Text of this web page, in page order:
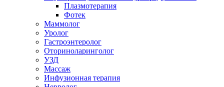
Плазмотерапия
Фотек
Маммолог
Уролог
Гастроэнтеролог
Оториноларинголог
УЗД
Массаж
Инфузионная терапия